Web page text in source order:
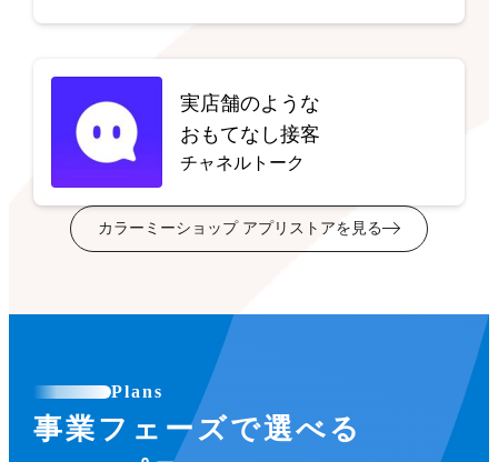
実店舗のような
おもてなし接客
チャネルトーク
カラーミーショップ アプリストアを見る
Plans
事業フェーズで選べる